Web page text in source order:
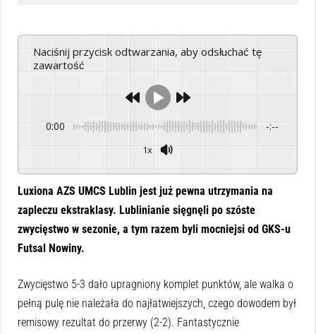
Naciśnij przycisk odtwarzania, aby odsłuchać tę
zawartość
0:00 -:--
1x
Luxiona AZS UMCS Lublin jest już pewna utrzymania na
zapleczu ekstraklasy. Lublinianie sięgnęli po szóste
zwycięstwo w sezonie, a tym razem byli mocniejsi od GKS-u
Futsal Nowiny.
Zwycięstwo 5-3 dało upragniony komplet punktów, ale walka o
pełną pulę nie należała do najłatwiejszych, czego dowodem był
remisowy rezultat do przerwy (2-2). Fantastycznie